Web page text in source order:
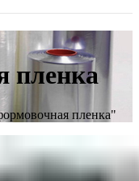
пленка
пленка"